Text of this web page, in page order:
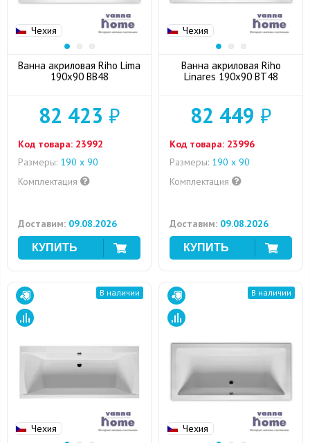
Чехия
Ванна акриловая Riho Lima
190x90 BB48
82 423 ₽
Код товара: 23992
Размеры: 190 х 90
Комплектация
Доставим: 09.08.2026
Чехия
Ванна акриловая Riho
Linares 190x90 BT48
82 449 ₽
Код товара: 23996
Размеры: 190 х 90
Комплектация
Доставим: 09.08.2026
Чехия
В наличии
Чехия
В наличии